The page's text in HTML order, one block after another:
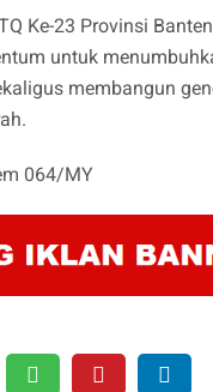
Ke-23 Provinsi
untuk
membangun
064/MY